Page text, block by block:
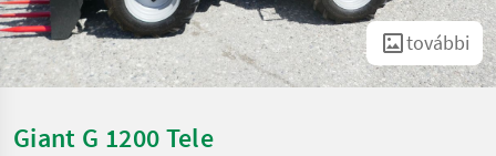
további
Giant G 1200 Tele